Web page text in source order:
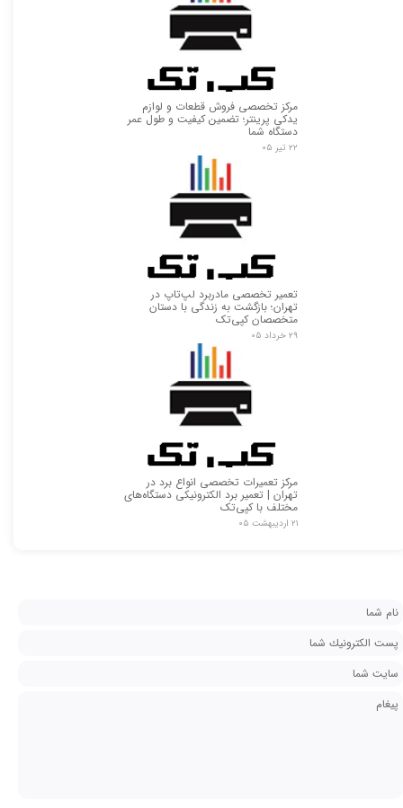
مرکز تخصصی فروش قطعات و لوازم
یدکی پرینتر؛ تضمین کیفیت و طول عمر
دستگاه شما
۲۲ تیر ۰۵
تعمیر تخصصی مادربرد لپ‌تاپ در
تهران؛ بازگشت به زندگی با دستان
متخصصان کپی‌تک
۲۹ خرداد ۰۵
مرکز تعمیرات تخصصی انواع برد در
تهران | تعمیر برد الکترونیکی دستگاه‌های
مختلف با کپی‌تک
۲۱ اردیبهشت ۰۵